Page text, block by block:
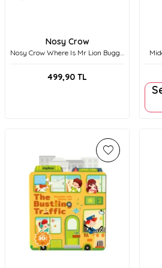
Nosy Crow
Nosy Crow Where Is Mr Lion Buggy
499,90 TL